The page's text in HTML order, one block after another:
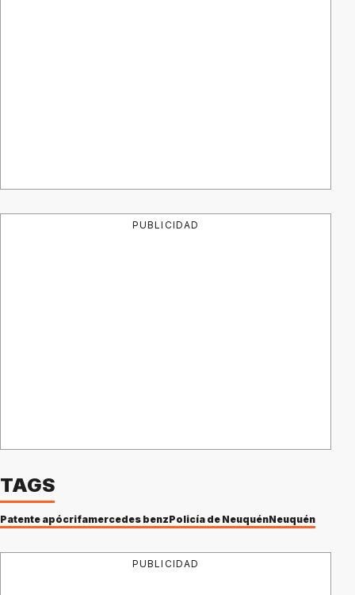
PUBLICIDAD
TAGS
Patente apócrifamercedes benzPolicía de NeuquénNeuquén
PUBLICIDAD